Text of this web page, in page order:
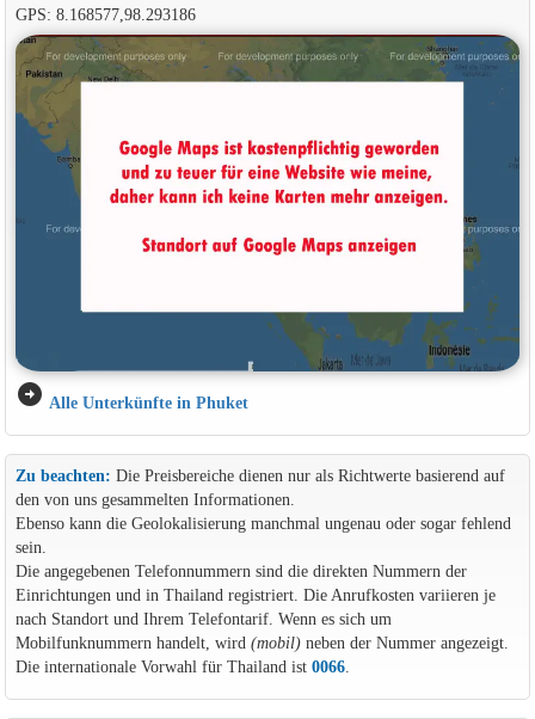
GPS: 8.168577,98.293186
arrow_circle_right Alle Unterkünfte in Phuket
Zu beachten: Die Preisbereiche dienen nur als Richtwerte basierend auf
den von uns gesammelten Informationen.
Ebenso kann die Geolokalisierung manchmal ungenau oder sogar fehlend
sein.
Die angegebenen Telefonnummern sind die direkten Nummern der
Einrichtungen und in Thailand registriert. Die Anrufkosten variieren je
nach Standort und Ihrem Telefontarif. Wenn es sich um
Mobilfunknummern handelt, wird (mobil)neben der Nummer angezeigt.
Die internationale Vorwahl für Thailand ist 0066.